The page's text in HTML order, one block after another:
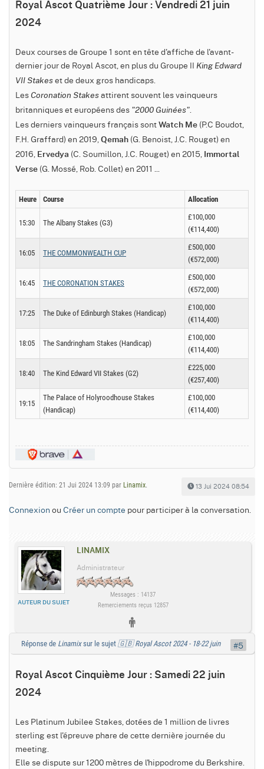
Royal Ascot Quatrième Jour : Vendredi 21 juin
2024
Deux courses de Groupe 1 sont en tête d'affiche de l'avant-
dernier jour de Royal Ascot, en plus du Groupe II King Edward
VII Stakes et de deux gros handicaps.
Les Coronation Stakes attirent souvent les vainqueurs
britanniques et européens des "2000 Guinées".
Les derniers vainqueurs français sont Watch Me (P.C Boudot,
F.H. Graffard) en 2019, Qemah (G. Benoist, J.C. Rouget) en
2016, Ervedya (C. Soumillon, J.C. Rouget) en 2015, Immortal
Verse (G. Mossé, Rob. Collet) en 2011 ...
Heure Course Allocation
15:30 The Albany Stakes (G3)
£100,000
(€114,400)
16:05 THE COMMONWEALTH CUP
£500,000
(€572,000)
16:45 THE CORONATION STAKES
£500,000
(€572,000)
17:25 The Duke of Edinburgh Stakes (Handicap)
£100,000
(€114,400)
18:05 The Sandringham Stakes (Handicap)
£100,000
(€114,400)
18:40 The Kind Edward VII Stakes (G2)
£225,000
(€257,400)
19:15
The Palace of Holyroodhouse Stakes
(Handicap)
£100,000
(€114,400)
Dernière édition: 21 Jui 2024 13:09 par Linamix. 13 Jui 2024 08:54
Connexion ou Créer un compte pour participer à la conversation.
LINAMIX
AUTEUR DU SUJET
Administrateur
Messages : 14137
Remerciements reçus 12857
Réponse de Linamixsur le sujet 🇬🇧 Royal Ascot 2024 - 18-22 juin
Royal Ascot Cinquième Jour : Samedi 22 juin
2024
Les Platinum Jubilee Stakes, dotées de 1 million de livres
sterling est l'épreuve phare de cette dernière journée du
meeting.
Elle se dispute sur 1200 mètres de l'hippodrome du Berkshire.
#5